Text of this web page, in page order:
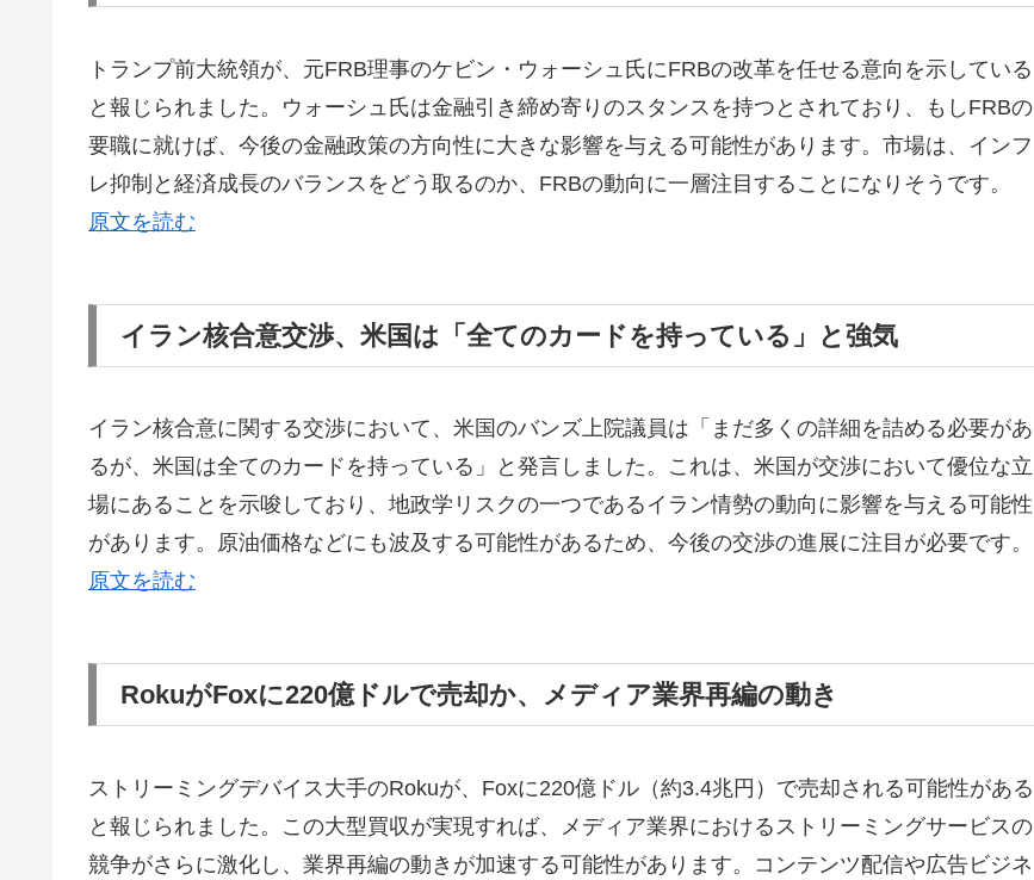
トランプ前大統領が、元FRB理事のケビン・ウォーシュ氏にFRBの改革を任せる意向を示している
と報じられました。ウォーシュ氏は金融引き締め寄りのスタンスを持つとされており、もしFRBの
要職に就けば、今後の金融政策の方向性に大きな影響を与える可能性があります。市場は、インフ
レ抑制と経済成長のバランスをどう取るのか、FRBの動向に一層注目することになりそうです。
原文を読む
イラン核合意交渉、米国は「全てのカードを持っている」と強気
イラン核合意に関する交渉において、米国のバンズ上院議員は「まだ多くの詳細を詰める必要があ
るが、米国は全てのカードを持っている」と発言しました。これは、米国が交渉において優位な立
場にあることを示唆しており、地政学リスクの一つであるイラン情勢の動向に影響を与える可能性
があります。原油価格などにも波及する可能性があるため、今後の交渉の進展に注目が必要です。
原文を読む
RokuがFoxに220億ドルで売却か、メディア業界再編の動き
ストリーミングデバイス大手のRokuが、Foxに220億ドル（約3.4兆円）で売却される可能性がある
と報じられました。この大型買収が実現すれば、メディア業界におけるストリーミングサービスの
競争がさらに激化し、業界再編の動きが加速する可能性があります。コンテンツ配信や広告ビジネ